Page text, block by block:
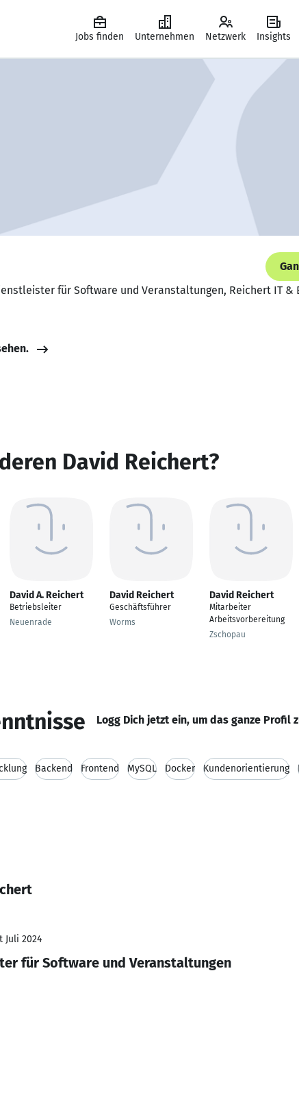
Jobs finden Unternehmen Netzwerk Insights
für Software und Veranstaltungen, Reichert IT &
David Reichert?
David A. Reichert
Betriebsleiter
Neuenrade
David Reichert
Geschäftsführer
Worms
David Reichert
Mitarbeiter
Arbeitsvorbereitung
Zschopau
Logg Dich jetzt ein, um das ganze Profil
Backend Frontend MySQL Docker Kundenorientierung
Juli 2024
für Software und Veranstaltungen